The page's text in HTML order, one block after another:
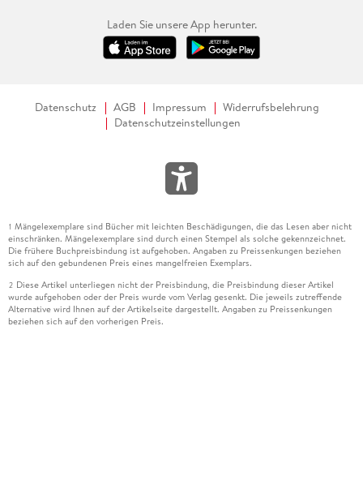
Laden Sie unsere App herunter.
Datenschutz AGB Impressum
Widerrufsbelehrung
Datenschutzeinstellungen
1 Mängelexemplare sind Bücher mit leichten Beschädigungen, die das Lesen aber nicht
einschränken. Mängelexemplare sind durch einen Stempel als solche gekennzeichnet.
Die frühere Buchpreisbindung ist aufgehoben. Angaben zu Preissenkungen beziehen
sich auf den gebundenen Preis eines mangelfreien Exemplars.
2 Diese Artikel unterliegen nicht der Preisbindung, die Preisbindung dieser Artikel
wurde aufgehoben oder der Preis wurde vom Verlag gesenkt. Die jeweils zutreffende
Alternative wird Ihnen auf der Artikelseite dargestellt. Angaben zu Preissenkungen
beziehen sich auf den vorherigen Preis.